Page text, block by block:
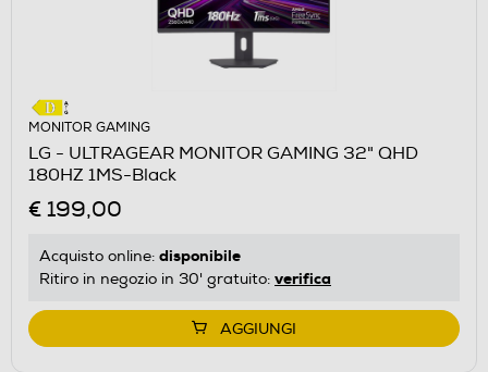
MONITOR GAMING
LG - ULTRAGEAR MONITOR GAMING 32" QHD
180HZ 1MS-Black
€ 199,00
Acquisto online: disponibile
Ritiro in negozio in 30' gratuito: verifica
AGGIUNGI